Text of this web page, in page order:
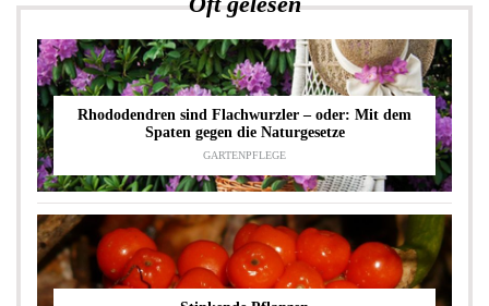
Rhododendren sind Flachwurzler – oder: Mit dem
Spaten gegen die Naturgesetze
GARTENPFLEGE